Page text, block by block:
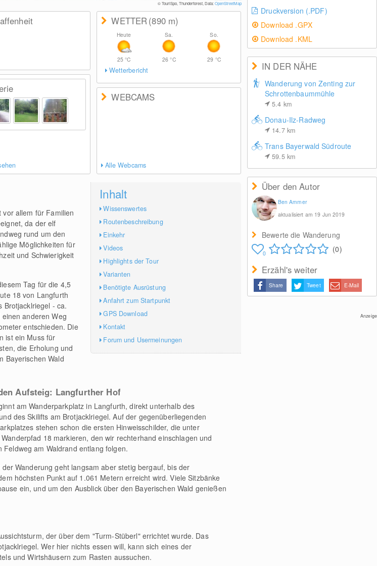
© TouriSpo, Thunderforest, Data:OpenStreetMap
Druckversion (.PDF)
Download .GPX
Download .KML
IN DER NÄHE
Wanderung von Zenting zur
Schrottenbaummühle
5.4 km
Donau-Ilz-Radweg
14.7 km
Trans Bayerwald Südroute
59.5 km
Über den Autor
Ben Ammer
aktualisiert am 19 Jun 2019
Bewerte die Wanderung
0 (0)
Erzähl's weiter
Share Tweet E-Mail
Anzeige
WETTER(890 m)
Heute
25°C
Sa.
26°C
So.
29 °C
Wetterbericht
WEBCAMS
Alle Webcams
Inhalt
Wissenswertes
Routenbeschreibung
Einkehr
Videos
Highlights der Tour
Varianten
Benötigte Ausrüstung
Anfahrt zum Startpunkt
GPS Download
Kontakt
Forum und Usermeinungen
vor allem für Familien
da der elf
rund um den
Möglichkeiten für
und Schwierigkeit
Tag für die 4,5
18 von Langfurth
Brotjacklriegel - ca.
anderen Weg
entschieden. Die
ist ein Muss für
die Erholung und
Bayerischen Wald
Aufsteig: Langfurther Hof
am Wanderparkplatz in Langfurth, direkt unterhalb des
des Skilifts am Brotjacklriegel. Auf der gegenüberliegenden
stehen schon die ersten Hinweisschilder, die unter
18 markieren, den wir rechterhand einschlagen und
Feldweg am Waldrand entlang folgen.
Wanderung geht langsam aber stetig bergauf, bis der
höchsten Punkt auf 1.061 Metern erreicht wird. Viele Sitzbänke
ein, und um den Ausblick über den Bayerischen Wald genießen
der über dem "Turm-Stüberl" errichtet wurde. Das
Wer hier nichts essen will, kann sich eines der
und Wirtshäusern zum Rasten aussuchen.